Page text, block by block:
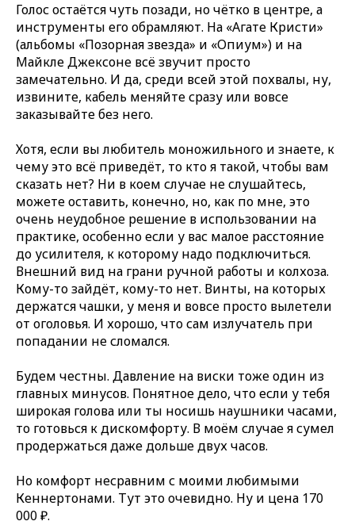
Голос остаётся чуть позади, но чётко в центре, а
инструменты его обрамляют. На «Агате Кристи»
(альбомы «Позорная звезда» и «Опиум») и на
Майкле Джексоне всё звучит просто
замечательно. И да, среди всей этой похвалы, ну,
извините, кабель меняйте сразу или вовсе
заказывайте без него.
Хотя, если вы любитель моножильного и знаете, к
чему это всё приведёт, то кто я такой, чтобы вам
сказать нет? Ни в коем случае не слушайтесь,
можете оставить, конечно, но, как по мне, это
очень неудобное решение в использовании на
практике, особенно если у вас малое расстояние
до усилителя, к которому надо подключиться.
Внешний вид на грани ручной работы и колхоза.
Кому-то зайдёт, кому-то нет. Винты, на которых
держатся чашки, у меня и вовсе просто вылетели
от оголовья. И хорошо, что сам излучатель при
попадании не сломался.
Будем честны. Давление на виски тоже один из
главных минусов. Понятное дело, что если у тебя
широкая голова или ты носишь наушники часами,
то готовься к дискомфорту. В моём случае я сумел
продержаться даже дольше двух часов.
Но комфорт несравним с моими любимыми
Кеннертонами. Тут это очевидно. Ну и цена 170
000 ₽.